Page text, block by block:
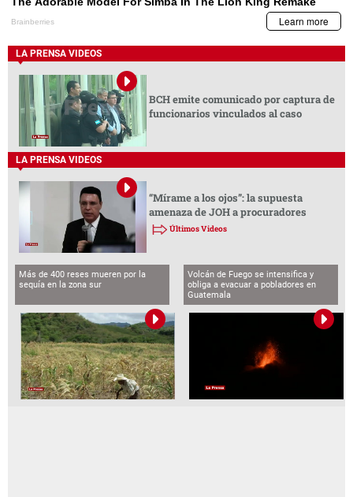
LA PRENSA VIDEOS
BCH emite comunicado por captura de
funcionarios vinculados al caso
LA PRENSA VIDEOS
“Mírame a los ojos”: la supuesta
amenaza de JOH a procuradores
Últimos Videos
Más de 400 reses mueren por la
sequía en la zona sur
Volcán de Fuego se intensifica y
obliga a evacuar a pobladores en
Guatemala